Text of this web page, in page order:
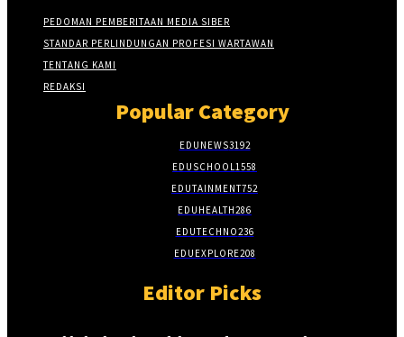
PEDOMAN PEMBERITAAN MEDIA SIBER
STANDAR PERLINDUNGAN PROFESI WARTAWAN
TENTANG KAMI
REDAKSI
Popular Category
EDUNEWS3192
EDUSCHOOL1558
EDUTAINMENT752
EDUHEALTH286
EDUTECHNO236
EDUEXPLORE208
Editor Picks